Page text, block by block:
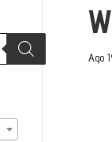
Ago